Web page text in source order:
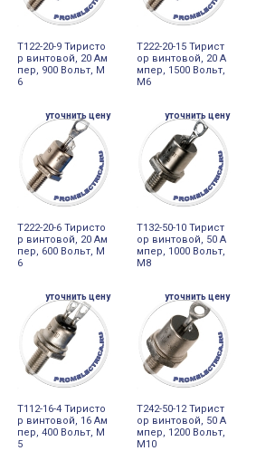
Т122-20-9 Тиристо
р винтовой, 20 Ам
пер, 900 Вольт, М
6
Т222-20-15 Тирист
ор винтовой, 20 А
мпер, 1500 Вольт,
М6
уточнить цену
Т222-20-6 Тиристо
р винтовой, 20 Ам
пер, 600 Вольт, М
6
уточнить цену
Т132-50-10 Тирист
ор винтовой, 50 А
мпер, 1000 Вольт,
М8
уточнить цену
Т112-16-4 Тиристо
р винтовой, 16 Ам
пер, 400 Вольт, М
5
уточнить цену
Т242-50-12 Тирист
ор винтовой, 50 А
мпер, 1200 Вольт,
М10